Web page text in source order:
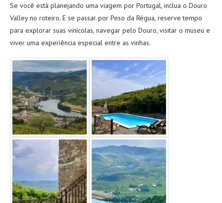
Se você está planejando uma viagem por Portugal, inclua o Douro
Valley no roteiro. E se passar por Peso da Régua, reserve tempo
para explorar suas vinícolas, navegar pelo Douro, visitar o museu e
viver uma experiência especial entre as vinhas.